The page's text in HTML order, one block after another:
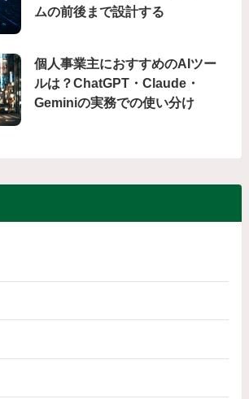
ムの前後まで設計する
個人事業主におすすめのAIツー
ルは？ChatGPT・Claude・
Geminiの実務での使い分け